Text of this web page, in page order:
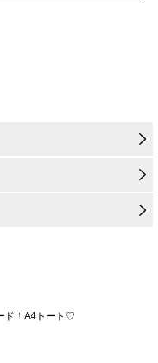
ド！A4トート♡